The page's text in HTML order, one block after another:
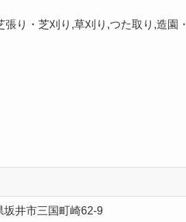
り・芝刈り,草刈り,つた取り,造園
坂井市三国町崎62-9